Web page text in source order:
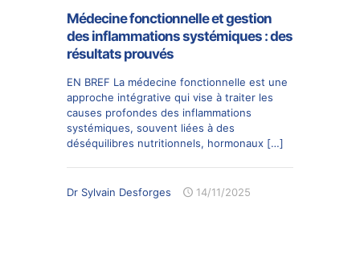
Médecine fonctionnelle et gestion
des inflammations systémiques : des
résultats prouvés
EN BREF La médecine fonctionnelle est une
approche intégrative qui vise à traiter les
causes profondes des inflammations
systémiques, souvent liées à des
déséquilibres nutritionnels, hormonaux […]
Dr Sylvain Desforges 14/11/2025